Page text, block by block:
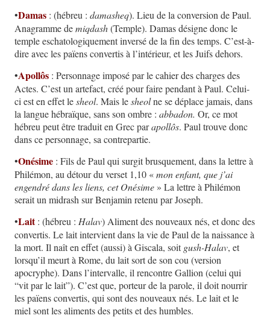
•Damas : (hébreu : damasheq). Lieu de la conversion de Paul.
Anagramme demiqdash(Temple). Damas désigne donc le
temple eschatologiquement inversé de la fin des temps. C’est-à-
dire avec les païens convertis à l’intérieur, et les Juifs dehors.
•Apollôs : Personnage imposé par le cahier des charges des
Actes. C’est un artefact, créé pour faire pendant à Paul. Celui-
ci est en effet lesheol. Mais lesheolne se déplace jamais, dans
la langue hébraïque, sans son ombre : abbadon. Or, ce mot
hébreu peut être traduit en Grec parapollôs. Paul trouve donc
dans ce personnage, sa contrepartie.
•Onésime : Fils de Paul qui surgit brusquement, dans la lettre à
Philémon, au détour du verset 1,10 «mon enfant, que j’ai
engendré dans les liens, cet Onésime » La lettre à Philémon
serait un midrash sur Benjamin retenu par Joseph.
•Lait: (hébreu : Halav) Aliment des nouveaux nés, et donc des
convertis. Le lait intervient dans la vie de Paul de la naissance à
la mort. Il naît en effet (aussi) à Giscala, soitgush-Halav, et
lorsqu’il meurt à Rome, du lait sort de son cou (version
apocryphe). Dans l’intervalle, il rencontre Gallion (celui qui
“vit par le lait”). C’est que, porteur de la parole, il doit nourrir
les païens convertis, qui sont des nouveaux nés. Le lait et le
miel sont les aliments des petits et des humbles.